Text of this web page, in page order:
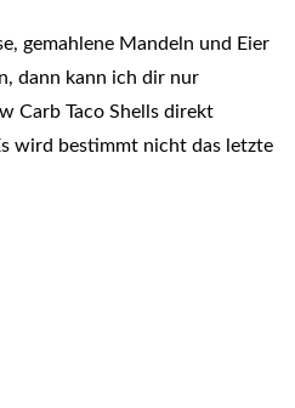
gemahlene Mandeln und Eier
dann kann ich dir nur
Carb Taco Shells direkt
wird bestimmt nicht das letzte